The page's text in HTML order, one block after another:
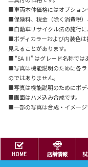
■車両本体価格にはオプション
■保険料、税金（除く消費税）
■自動車リサイクル法の施行に
■ボディカラーおよび内装色
見えることがあります。
■ “SA Ⅲ” はグレード名称では
■写真は機能説明のために各
のではありません。
■写真は機能説明のためにボデ
■画面はハメ込み合成です。
■一部の写真は合成・イメージ
HOME 店舗情報